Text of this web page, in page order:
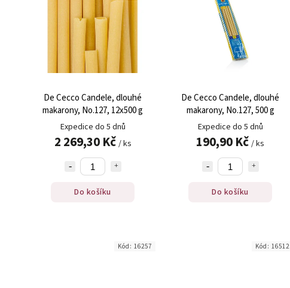
De Cecco Candele, dlouhé
makarony, No.127, 12x500 g
Expedice do 5 dnů
2 269,30 Kč / ks
Do košíku
De Cecco Candele, dlouhé
makarony, No.127, 500 g
Expedice do 5 dnů
190,90 Kč / ks
Do košíku
Kód: 16257 Kód: 16512